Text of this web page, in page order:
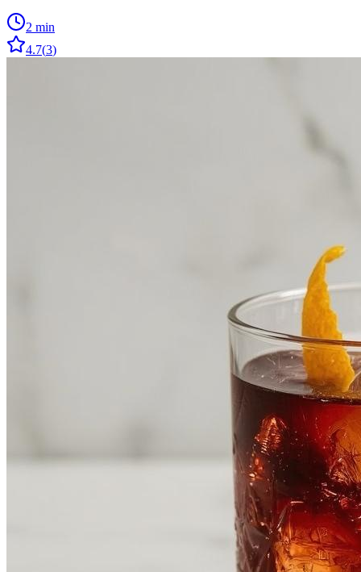
2 min
4.7(3)